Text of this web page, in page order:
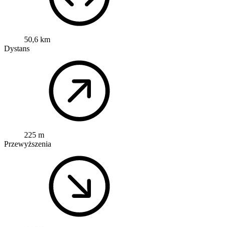
50,6 km
Dystans
225 m
Przewyższenia